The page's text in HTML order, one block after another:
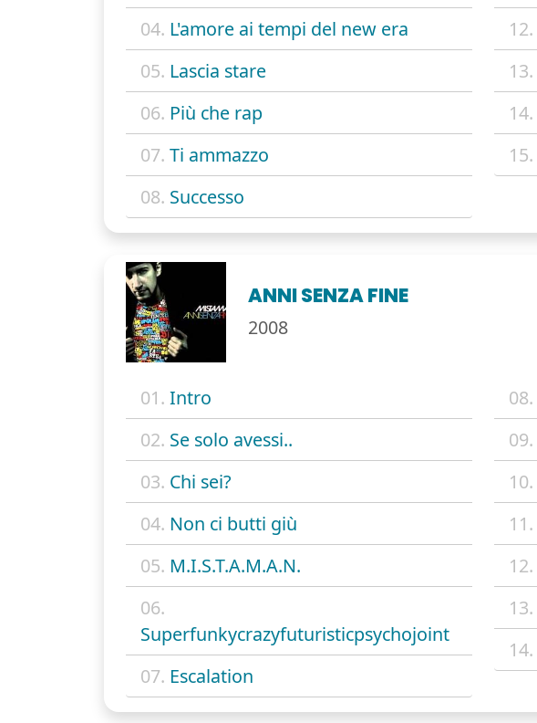
04. L'amore ai tempi del new era
05. Lascia stare
06. Più che rap
07. Ti ammazzo
08. Successo
12.
13.
14.
15.
ANNI SENZA FINE
2008
01. Intro
02. Se solo avessi..
03. Chi sei?
04. Non ci butti giù
05. M.I.S.T.A.M.A.N.
06.
Superfunkycrazyfuturisticpsychojoint
07. Escalation
08.
09.
10.
11.
12.
13.
14.